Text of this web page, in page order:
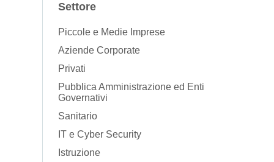
Settore
Piccole e Medie Imprese
Aziende Corporate
Privati
Pubblica Amministrazione ed Enti
Governativi
Sanitario
IT e Cyber Security
Istruzione